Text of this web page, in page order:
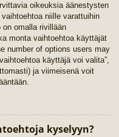
oikeuksia äänestysten
niille varattuihin
on omalla rivillään
monta vaihtoehtoa käyttäjät
number of options users may
käyttäjä voi valita”,
ja viimeisenä voit
kyselyyn?